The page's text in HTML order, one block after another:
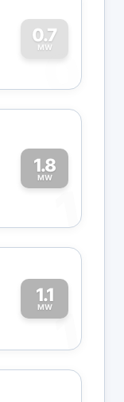
0.7
MW
0
1.8
MW
1
1.1
MW1